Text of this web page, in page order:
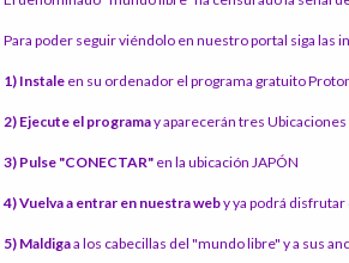
Para poder seguir viéndolo en nuestro portal siga las
1) Instale en su ordenador el programa gratuito
2) Ejecute el programay aparecerán tres
3) Pulse "CONECTAR" en la ubicación JAPÓN
4) Vuelva a entrar en nuestra weby ya podrá disfrutar
5) Maldigaa los cabecillas del "mundo libre" y a sus